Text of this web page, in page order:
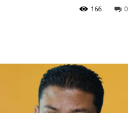
0
166